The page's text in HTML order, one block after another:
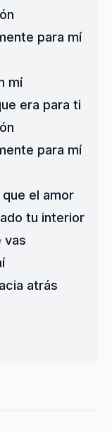
para mí
mí
era para ti
para mí
el amor
tu interior
vas
atrás